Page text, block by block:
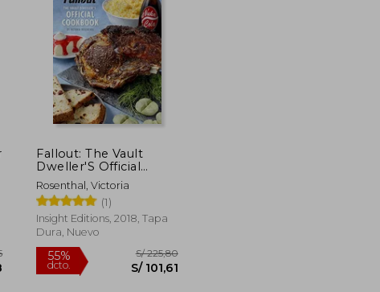
S/ 73,32
Fallout: The Vault
Dweller'S Official
Cookbook (en Inglés)
Rosenthal, Victoria
(1)
Insight Editions, 2018, Tapa
Dura, Nuevo